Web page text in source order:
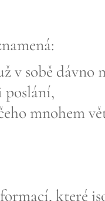
v sobě dávno
poslání,
mnohem
které